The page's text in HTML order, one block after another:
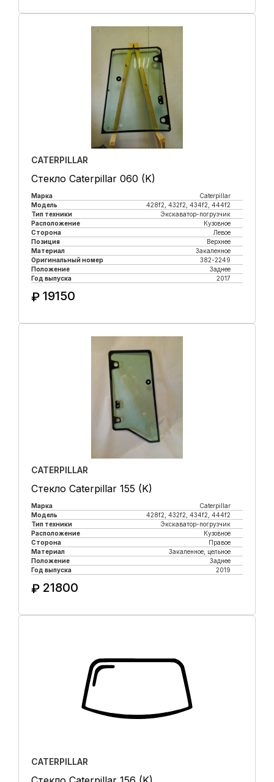
CATERPILLAR
Стекло Caterpillar 060 (K)
Марка
Caterpillar
Модель
428f2, 432f2, 434f2, 444f2
Тип техники
Экскаватор-погрузчик
Расположение
Кузовное
Сторона
Левое
Позиция
Верхнее
Материал
Закаленное
Оригинальный номер
382-2249
Положение
Заднее
Год выпуска
2017
₽ 19150
CATERPILLAR
Стекло Caterpillar 155 (K)
Марка
Caterpillar
Модель
428f2, 432f2, 434f2, 444f2
Тип техники
Экскаватор-погрузчик
Расположение
Кузовное
Сторона
Правое
Материал
Закаленное, цельное
Положение
Заднее
Год выпуска
2019
₽ 21800
CATERPILLAR